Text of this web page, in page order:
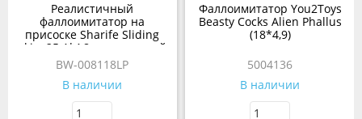
Реалистичный
фаллоимитатор на
присоске Sharife Sliding
skin, 25,4*4,8 см, телесный
BW-008118LP
В наличии
Фаллоимитатор You2Toys
Beasty Cocks Alien Phallus
(18*4,9)
5004136
В наличии